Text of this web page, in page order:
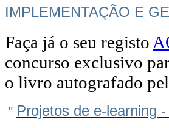
IMPLEMENTAÇÃO E
Faça já o seu registo
concurso exclusivo
o livro autografado
" Projetos de e-learning